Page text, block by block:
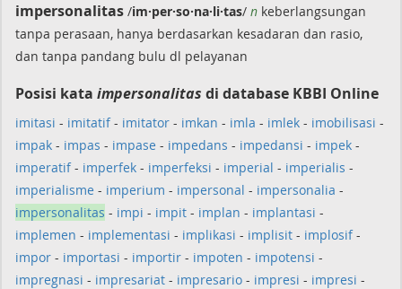
impersonalitas /im·per·so·na·li·tas/ n keberlangsungan
tanpa perasaan, hanya berdasarkan kesadaran dan rasio,
dan tanpa pandang bulu dl pelayanan
Posisi kata impersonalitas di database KBBI Online
imitasi - imitatif- imitator - imkan - imla - imlek - imobilisasi -
impak - impas - impase - impedans - impedansi - impek -
imperatif- imperfek - imperfeksi - imperial - imperialis -
imperialisme - imperium - impersonal - impersonalia -
impersonalitas - impi - impit - implan - implantasi -
implemen - implementasi - implikasi - implisit - implosif-
impor - importasi - importir - impoten - impotensi -
impregnasi - impresariat - impresario - impresi - impresi -